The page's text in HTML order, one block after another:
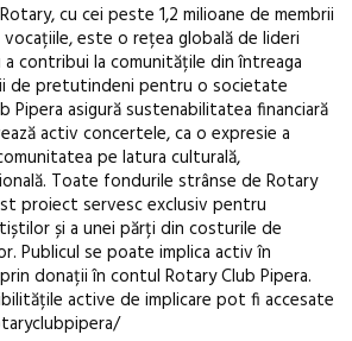
cu cei peste 1,2 milioane de membrii
este o rețea globală de lideri
contribui la comunitățile din întreaga
de pretutindeni pentru o societate
Pipera asigură sustenabilitatea financiară
activ concertele, ca o expresie a
pe latura culturală,
Toate fondurile strânse de Rotary
proiect servesc exclusiv pentru
și a unei părți din costurile de
Publicul se poate implica activ în
donații în contul Rotary Club Pipera.
active de implicare pot fi accesate